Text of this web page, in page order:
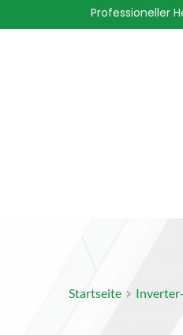
Professioneller
Startseite